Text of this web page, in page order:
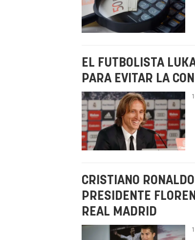
EL FUTBOLISTA
PARA EVITAR LA
CRISTIANO
PRESIDENTE
REAL MADRID